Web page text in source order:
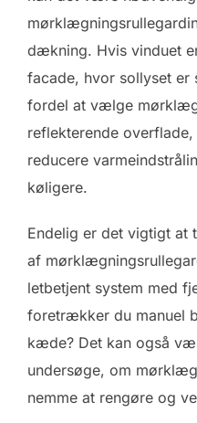
dækning. Hvis vinduet
facade, hvor sollyset
fordel at vælge
reflekterende
reducere
køligere.
Endelig er det vigtigt at
af
letbetjent system med
foretrækker du manuel
kæde? Det kan også
undersøge, om
nemme at rengøre og